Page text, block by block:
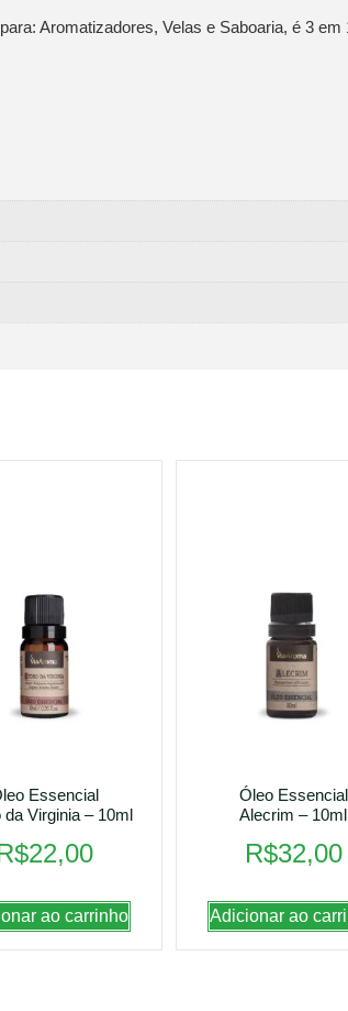
Aromatizadores, Velas e Saboaria, é 3 em
Essencial
da Virginia – 10ml
22,00
ao carrinho
Óleo Essencial
Alecrim – 10ml
R$32,00
Adicionar ao